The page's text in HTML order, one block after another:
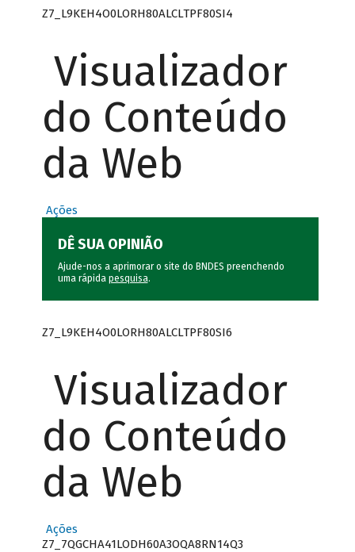
Z7_L9KEH4O0LORH80ALCLTPF80SI4
Visualizador
do Conteúdo
da Web
Ações
DÊ SUA OPINIÃO
Ajude-nos a aprimorar o site do BNDES preenchendo
uma rápida pesquisa.
Z7_L9KEH4O0LORH80ALCLTPF80SI6
Visualizador
do Conteúdo
da Web
Ações
Z7_7QGCHA41LODH60A3OQA8RN14Q3